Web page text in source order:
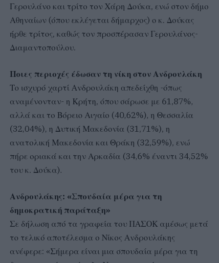
Γερουλάνο και τρίτο τον Χάρη Δούκα, ενώ στον δήμο
Αθηναίων (όπου εκλέγεται δήμαρχος) ο κ. Δούκας
ήρθε τρίτος, καθώς τον προσπέρασαν Γερουλάνος-
Διαμαντοπούλου.
Ποιες περιοχές έδωσαν τη νίκη στον Ανδρουλάκη
Το ισχυρό χαρτί Ανδρουλάκη απεδείχθη -όπως
αναμένονταν- η Κρήτη, όπου σάρωσε με 61,87%,
αλλά και το Βόρειο Αιγαίο (40,62%), η Θεσσαλία
(32,04%), η Δυτική Μακεδονία (31,71%), η
ανατολική Μακεδονία και Θράκη (32,59%), ενώ
πήρε οριακά και την Αρκαδία (34,6% έναντι 34,52%
του κ. Δούκα).
Ανδρουλάκης: «Σπουδαία μέρα για τη
δημοκρατική παράταξη»
Σε δήλωση από τα γραφεία του ΠΑΣΟΚ αμέσως μετά
το τελικό αποτέλεσμα ο Νίκος Ανδρουλάκης
ανέφερε: «Σήμερα είναι μια σπουδαία μέρα για τη